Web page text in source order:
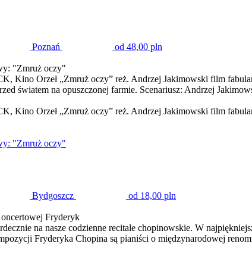
Poznań
od 48,00 pln
"Zmruż oczy"
Kino Orzeł „Zmruż oczy” reż. Andrzej Jakimowski film
światem na opuszczonej farmie. Scenariusz: Andrzej
Kino Orzeł „Zmruż oczy” reż. Andrzej Jakimowski film
"Zmruż oczy"
Bydgoszcz
od 18,00 pln
Fryderyk
na nasze codzienne recitale chopinowskie. W
Fryderyka Chopina są pianiści o międzynarodowej